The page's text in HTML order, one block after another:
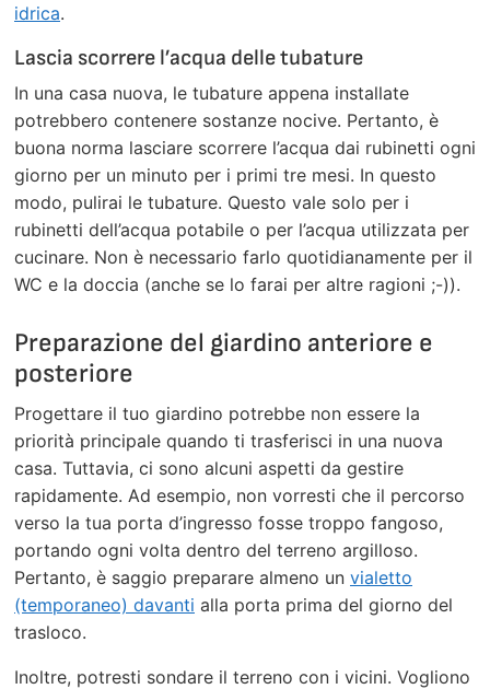
idrica.
Lascia scorrere l’acqua delle tubature
In una casa nuova, le tubature appena installate
potrebbero contenere sostanze nocive. Pertanto, è
buona norma lasciare scorrere l’acqua dai rubinetti ogni
giorno per un minuto per i primi tre mesi. In questo
modo, pulirai le tubature. Questo vale solo per i
rubinetti dell’acqua potabile o per l’acqua utilizzata per
cucinare. Non è necessario farlo quotidianamente per il
WC e la doccia (anche se lo farai per altre ragioni ;-)).
Preparazione del giardino anteriore e
posteriore
Progettare il tuo giardino potrebbe non essere la
priorità principale quando ti trasferisci in una nuova
casa. Tuttavia, ci sono alcuni aspetti da gestire
rapidamente. Ad esempio, non vorresti che il percorso
verso la tua porta d’ingresso fosse troppo fangoso,
portando ogni volta dentro del terreno argilloso.
Pertanto, è saggio preparare almeno un vialetto
(temporaneo) davanti alla porta prima del giorno del
trasloco.
Inoltre, potresti sondare il terreno con i vicini. Vogliono